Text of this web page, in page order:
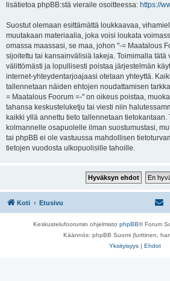
lisätietoa phpBB:stä vieraile osoitteessa: https://
Suostut olemaan esittämättä loukkaavaa,
muutakaan materiaalia, joka voisi loukata
omassa maassasi, se maa, johon "-= Maatalous
sijoitettu tai kansainvälisiä lakeja. Toimimalla tätä
välittömästi ja lopullisesti poistaa järjestelmän
internet-yhteydentarjoajaasi otetaan yhteyttä.
tallennetaan näiden ehtojen noudattamisen
= Maatalous Foorum =-" on oikeus poistaa,
tahansa keskusteluketju tai viesti niin
kaikki yllä annettu tieto tallennetaan tietokantaan.
kolmannelle osapuolelle ilman suostumustasi,
tai phpBB ei ole vastuussa mahdollisen
tietojen vuodosta ulkopuolisille tahoille.
Koti Etusivu
Keskustelufoorumin ohjelmisto phpBB® Forum
Käännös: phpBB Suomi (lurttinen,
Yksityisyys | Ehdot